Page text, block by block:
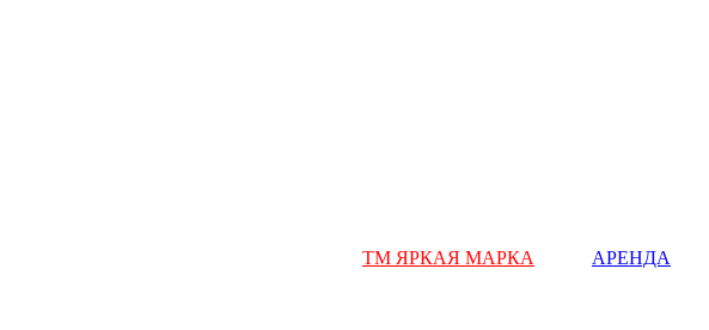
ТМ ЯРКАЯ МАРКА АРЕНДА